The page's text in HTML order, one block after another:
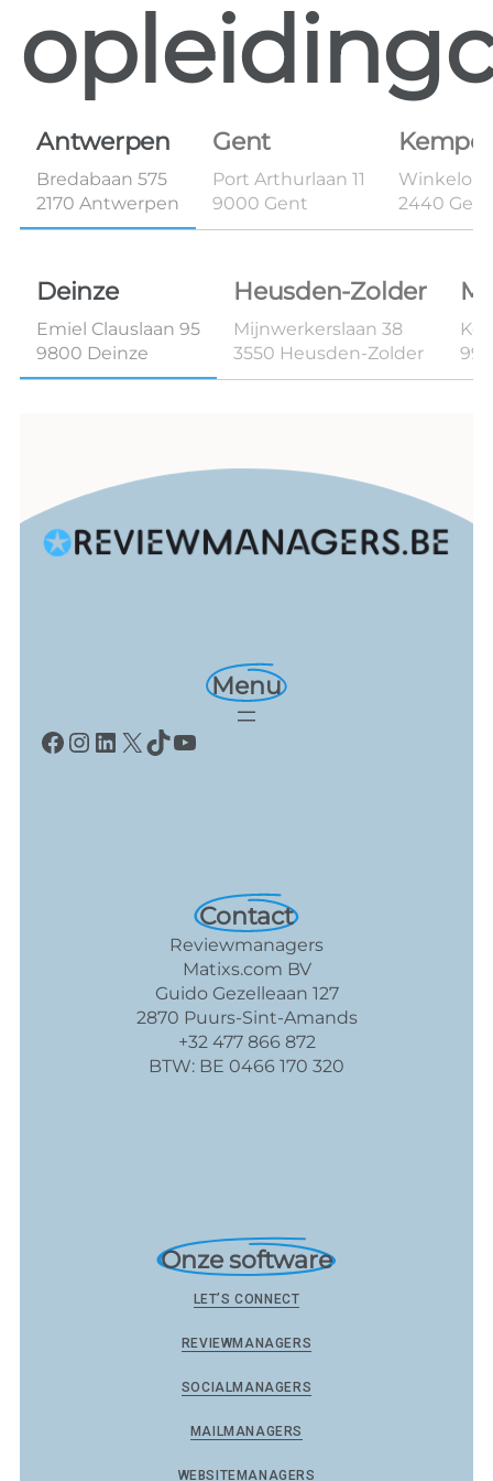
Antwerpen
Bredabaan 575
2170 Antwerpen
Gent
Port Arthurlaan 11
9000 Gent
Winkelom
2440 Geel
Deinze
Emiel Clauslaan 95
9800 Deinze
Heusden-Zolder
Mijnwerkerslaan 38
3550 Heusden-Zolder
Menu
Facebook
Instagram
LinkedIn
X TikTok
YouTube
Contact
Reviewmanagers
Matixs.com BV
Guido Gezelleaan 127
2870 Puurs-Sint-Amands
+32 477 866 872
BTW: BE 0466 170 320
Onze software
LET’S CONNECT
REVIEWMANAGERS
SOCIALMANAGERS
MAILMANAGERS
WEBSITEMANAGERS